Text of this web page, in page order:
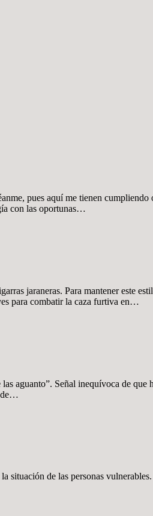
pues aquí me tienen
con las oportunas…
jaraneras. Para mantener este
para combatir la caza furtiva en…
aguanto”. Señal inequívoca de
de…
situación de las personas